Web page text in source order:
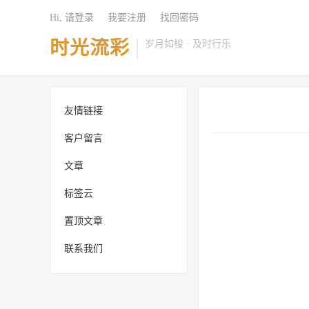
时光流彩 岁月如梭 · 及时行乐
Hi, 请登录 我要注册 找回密码
友情链接
客户留言
文章
标签云
置顶文章
联系我们